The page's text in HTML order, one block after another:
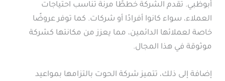
أبوظبي. تقدم الشركة خططًا مرنة تناسب احتياجات
العملاء، سواء كانوا أفرادًا أو شركات. كما توفر عروضًا
خاصة لعملائها الدائمين، مما يعزز من مكانتها كشركة
موثوقة في هذا المجال.
إضافة إلى ذلك، تتميز شركة الحوت بالتزامها بمواعيد